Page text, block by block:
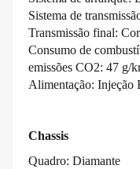
Sistema de
Transmissão final:
Consumo de
emissões CO2: 47 g/
Alimentação: Injeção
Chassis
Quadro: Diamante